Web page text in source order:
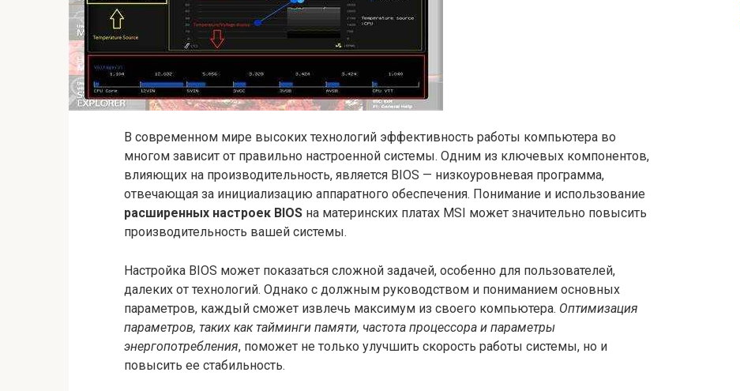
В современном мире высоких технологий эффективность работы компьютера во
многом зависит от правильно настроенной системы. Одним из ключевых компонентов,
влияющих на производительность, является BIOS — низкоуровневая программа,
отвечающая за инициализацию аппаратного обеспечения. Понимание и использование
расширенных настроек BIOS на материнских платах MSI может значительно повысить
производительность вашей системы.
Настройка BIOS может показаться сложной задачей, особенно для пользователей,
далеких от технологий. Однако с должным руководством и пониманием основных
параметров, каждый сможет извлечь максимум из своего компьютера. Оптимизация
параметров, таких как тайминги памяти, частота процессора и параметры
энергопотребления, поможет не только улучшить скорость работы системы, но и
повысить ее стабильность.